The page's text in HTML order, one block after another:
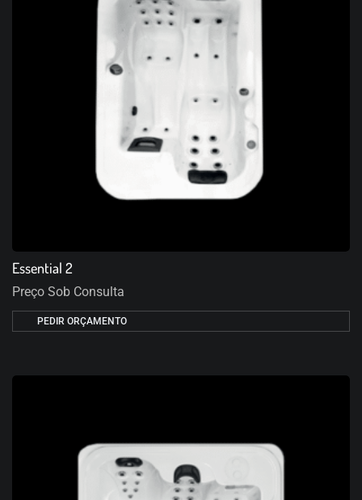
Essential 2
Preço Sob Consulta
PEDIR ORÇAMENTO